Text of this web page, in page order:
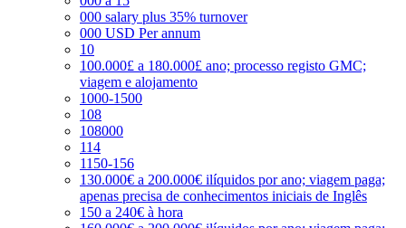
000 salary plus 35% turnover
000 USD Per annum
10
100.000£ a 180.000£ ano; processo registo GMC;
viagem e alojamento
1000-1500
108
108000
114
1150-156
130.000€ a 200.000€ ilíquidos por ano; viagem paga;
apenas precisa de conhecimentos iniciais de Inglês
150 a 240€ à hora